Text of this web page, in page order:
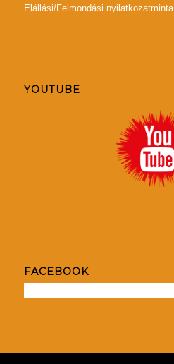
Elállási/Felmondási nyilatkozatminta
YOUTUBE
FACEBOOK